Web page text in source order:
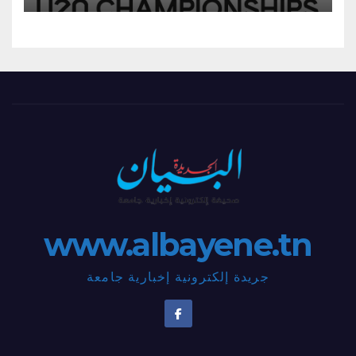
www.albayene.tn
جريدة إلكترونية إخبارية جامعة